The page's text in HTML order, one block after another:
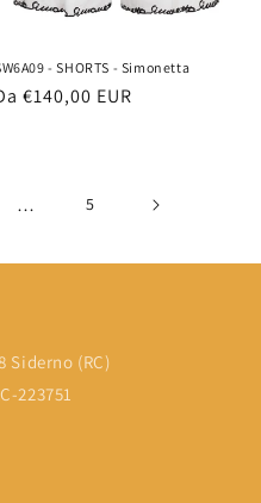
- SHORTS - Simonetta
€140,00 EUR
… 5
Siderno (RC)
223751